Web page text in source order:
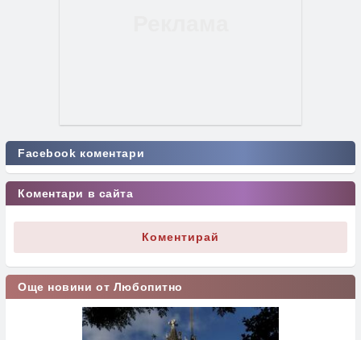
Facebook коментари
Коментари в сайта
Коментирай
Още новини от Любопитно